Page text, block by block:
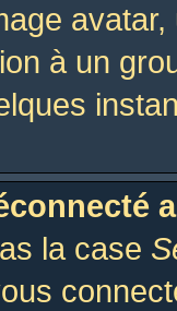
à un
la case